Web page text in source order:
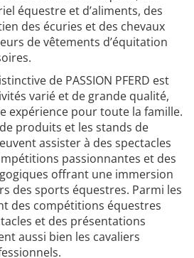
équestre et d’aliments, des
des écuries et des chevaux
de vêtements d’équitation
de PASSION PFERD est
varié et de grande qualité,
expérience pour toute la famille.
produits et les stands de
assister à des spectacles
passionnantes et des
offrant une immersion
des sports équestres. Parmi les
des compétitions équestres
et des présentations
aussi bien les cavaliers